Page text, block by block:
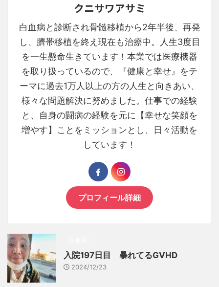
クニサワアサミ
白血病と診断され骨髄移植から2年半後、再発
し、臍帯移植を終え現在も治療中。人生3度目
を一生懸命生きています！本業では医療機器
を取り扱っているので、『健康と幸せ』をテ
ーマに過去1万人以上の方の人生と向きあい、
様々な問題解決に努めました。仕事での経験
と、自身の闘病の経験を元に【幸せな笑顔を
増やす】ことをミッションとし、日々活動を
しています！
プロフィール詳細
入院197日目 暴れてるGVHD
2024/12/23